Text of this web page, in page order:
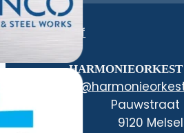
HARMONIEORKEST
@ofni
Pauwstraat
9120
Nieuwsbrief